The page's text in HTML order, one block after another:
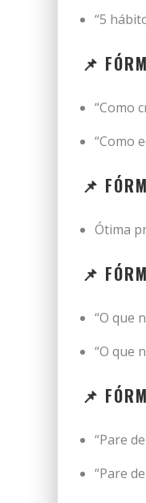
“5
📌
“Como
“Como
📌
Ótima
📌
“O que
“O que
📌
“Pare
“Pare